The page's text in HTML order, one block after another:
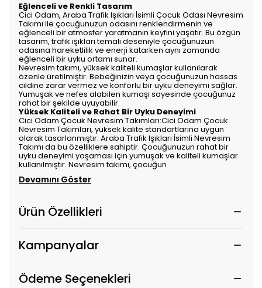
Eğlenceli ve Renkli Tasarım
Cici Odam, Araba Trafik Işıkları İsimli Çocuk Odası Nevresim
Takımı ile çocuğunuzun odasını renklendirmenin ve
eğlenceli bir atmosfer yaratmanın keyfini yaşatır. Bu özgün
tasarım, trafik ışıkları temalı deseniyle çocuğunuzun
odasına hareketlilik ve enerji katarken aynı zamanda
eğlenceli bir uyku ortamı sunar.
Nevresim takımı, yüksek kaliteli kumaşlar kullanılarak
özenle üretilmiştir. Bebeğinizin veya çocuğunuzun hassas
cildine zarar vermez ve konforlu bir uyku deneyimi sağlar.
Yumuşak ve nefes alabilen kumaşı sayesinde çocuğunuz
rahat bir şekilde uyuyabilir.
Yüksek Kaliteli ve Rahat Bir Uyku Deneyimi
Cici Odam Çocuk Nevresim Takımları:Cici Odam Çocuk
Nevresim Takımları, yüksek kalite standartlarına uygun
olarak tasarlanmıştır. Araba Trafik Işıkları İsimli Nevresim
Takımı da bu özelliklere sahiptir. Çocuğunuzun rahat bir
uyku deneyimi yaşaması için yumuşak ve kaliteli kumaşlar
kullanılmıştır. Nevresim takımı, çocuğun
Devamını Göster
Ürün Özellikleri
Kampanyalar
Ödeme Seçenekleri